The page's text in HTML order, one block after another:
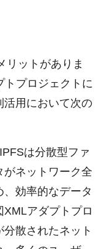
リットがありま
トプロジェクトに
活用において次の
は分散型ファ
がネットワーク全
効率的なデータ
アダプトプロ
散されたネット